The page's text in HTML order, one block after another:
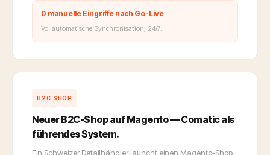
0 manuelle Eingriffe nach Go-Live
Vollautomatische Synchronisation, 24/7.
B2C SHOP
Neuer B2C-Shop auf Magento — Comatic als
führendes System.
Ein Schweizer Detailhändler launcht einen Magento-Shop